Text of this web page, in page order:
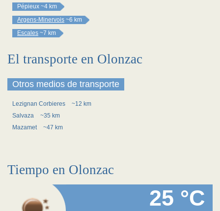
Pépieux ~4 km
Argens-Minervois ~6 km
Escales ~7 km
El transporte en Olonzac
Otros medios de transporte
Lezignan Corbieres
~12 km
Salvaza
~35 km
Mazamet
~47 km
Tiempo en Olonzac
25 °C